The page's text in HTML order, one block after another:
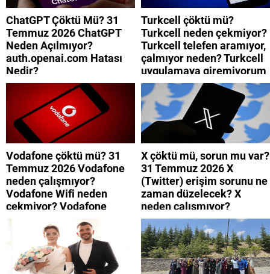
ChatGPT Çöktü Mü? 31
Temmuz 2026 ChatGPT
Neden Açılmıyor?
auth.openai.com Hatası
Nedir?
Turkcell çöktü mü?
Turkcell neden çekmiyor?
Turkcell telefen aramıyor,
çalmıyor neden? Turkcell
uygulamaya giremiyorum
neden? Turkcell internet
neden yavaş?
Vodafone çöktü mü? 31
Temmuz 2026 Vodafone
neden çalışmıyor?
Vodafone Wifi neden
çekmiyor? Vodafone
mobil uygulamaya neden
giremiyorum?
X çöktü mü, sorun mu var?
31 Temmuz 2026 X
(Twitter) erişim sorunu ne
zaman düzelecek? X
neden çalışmıyor?